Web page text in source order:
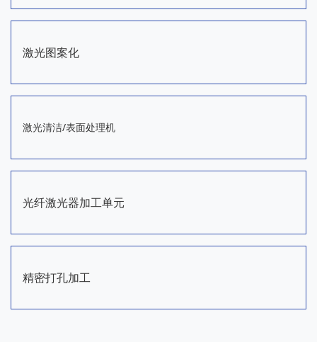
激光图案化
激光清洁/表面处理机
光纤激光器加工单元
精密打孔加工